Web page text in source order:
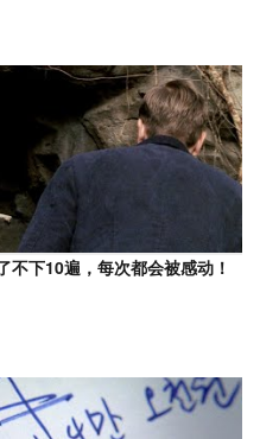
不下10遍，每次都会被感动！